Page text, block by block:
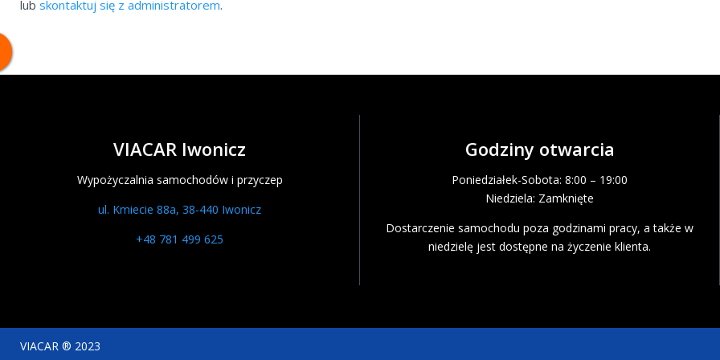
lub skontaktuj się z administratorem.
VIACAR Iwonicz
Wypożyczalnia samochodów i przyczep
ul. Kmiecie 88a, 38-440 Iwonicz
+48 781 499 625
Godziny otwarcia
Poniedziałek-Sobota: 8:00 – 19:00
Niedziela: Zamknięte
Dostarczenie samochodu poza godzinami pracy, a także w
niedzielę jest dostępne na życzenie klienta.
VIACAR ® 2023